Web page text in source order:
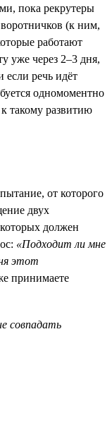
пока рекрутеры
(к ним,
работают
уже через 2–3 дня,
если речь идёт
одномоментно
такому развитию
от которого
двух
должен
«Подходит ли мне
этот
принимаете
совпадать